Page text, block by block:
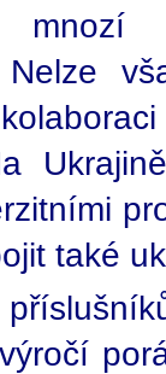
Nelze
také